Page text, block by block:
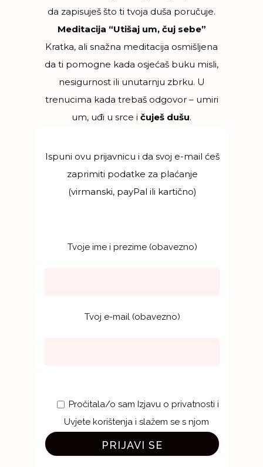
da zapisuješ što ti tvoja duša poručuje.
Meditacija “Utišaj um, čuj sebe”
Kratka, ali snažna meditacija osmišljena
da ti pomogne kada osjećaš buku misli,
nesigurnost ili unutarnju zbrku. U
trenucima kada trebaš odgovor – umiri
um, uđi u srce i čuješ dušu.
Ispuni ovu prijavnicu i da svoj e-mail ćeš
zaprimiti podatke za plaćanje
(virmanski, payPal ili kartično)
Tvoje ime i prezime (obavezno)
Tvoj e-mail (obavezno)
Pročitala/o sam Izjavu o privatnosti i
Uvjete korištenja i slažem se s njom